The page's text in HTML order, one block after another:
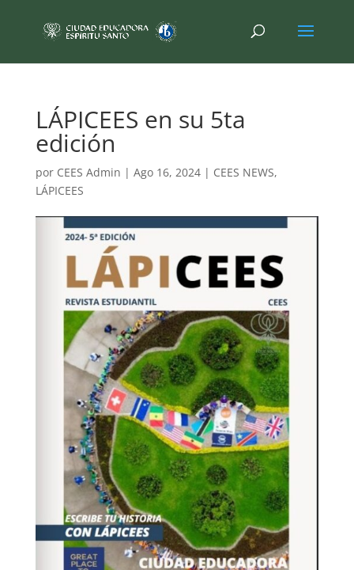
LÁPICEES en su 5ta
edición
por CEES Admin | Ago 16, 2024| CEES NEWS,
LÁPICEES